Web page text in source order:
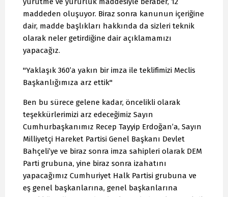
maddeden oluşuyor. Biraz sonra kanunun içeriğine
dair, madde başlıkları hakkında da sizleri teknik
olarak neler getirdiğine dair açıklamamızı
yapacağız.
"Yaklaşık 360’a yakın bir imza ile teklifimizi Meclis
Başkanlığımıza arz ettik"
Ben bu sürece gelene kadar, öncelikli olarak
teşekkürlerimizi arz edeceğimiz Sayın
Cumhurbaşkanımız Recep Tayyip Erdoğan’a, Sayın
Milliyetçi Hareket Partisi Genel Başkanı Devlet
Bahçeli’ye ve biraz sonra imza sahipleri olarak DEM
Parti grubuna, yine biraz sonra izahatını
yapacağımız Cumhuriyet Halk Partisi grubuna ve
eş genel başkanlarına, genel başkanlarına